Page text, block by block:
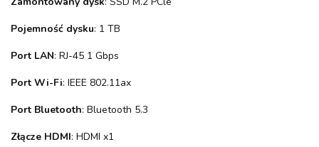
Pojemność dysku: 1 TB
Port LAN: RJ-45 1 Gbps
Port Wi-Fi: IEEE 802.11ax
Port Bluetooth: Bluetooth 5.3
Złącze HDMI: HDMI x1